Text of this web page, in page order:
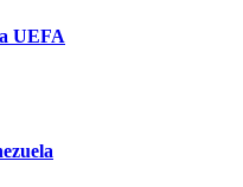
UEFA